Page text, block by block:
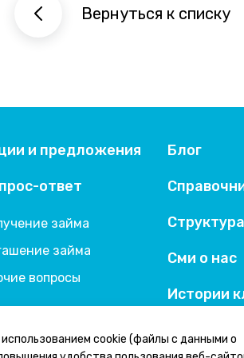
Вернуться к списку
cookie (файлы с данными о
и предложения
ответ
займа
займа
вопросы
Блог
Сми о нас
Истории